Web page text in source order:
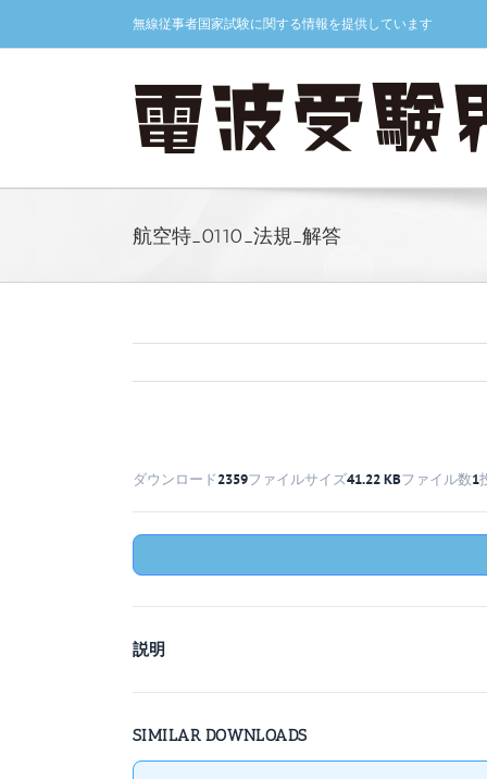
content
無線従事者国家試験に関する情報を提供しています
航空特_0110_法規_解答
ダウンロード2359ファイルサイズ41.22 KBファイル数1
説明
SIMILAR DOWNLOADS